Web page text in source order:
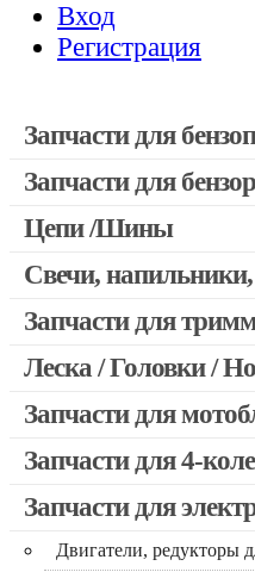
Вход
Регистрация
Запчасти для
Запчасти для бензопил
Запчасти для бензопил
Запчасти для бензопил
Запчасти для
Цепи /Шины
Свечи,
Запчасти для
Запчасти для
Запчасти для мотокос
Леска / Головки /
Запчасти для
Запчасти для 4-
Запчасти для
Двигатели, редукторы